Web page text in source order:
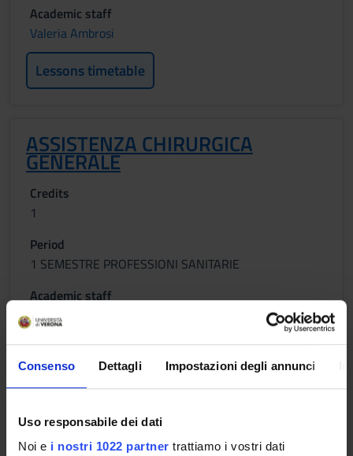
Consenso Dettagli Impostazioni degli annunci
Uso responsabile dei dati
Noi e i nostri 1022 partner trattiamo i vostri dati
Academic staff
Valeria Ambrosi
Lessons timetable
ASSISTENZA CHIRURGICA
GENERALE
Credits
1
Period
1 SEMESTRE PROFESSIONI SANITARIE
Academic staff
Stefania Rossi
INFERMIERISTICA CLINICA 1